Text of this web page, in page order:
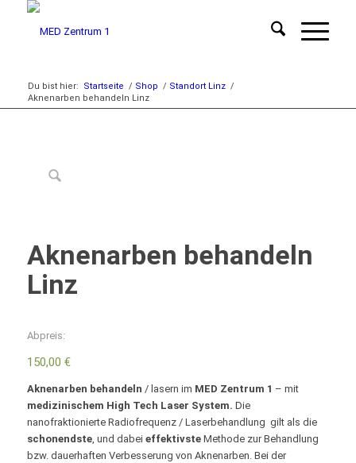
Du bist hier: Startseite / Shop / Standort Linz /
Aknenarben behandeln Linz
Aknenarben behandeln
Linz
Abpreis:
150,00 €
Aknenarben behandeln / lasern im MED Zentrum 1 – mit
medizinischem High Tech Laser System. Die
nanofraktionierte Radiofrequenz / Laserbehandlung gilt als die
schonendste, und dabei effektivsteMethode zur Behandlung
bzw. dauerhaften Verbesserung von Aknenarben. Bei der